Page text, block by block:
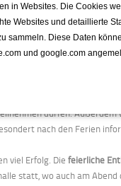
und Schüler
sie im 10. Jahr der
ist bereits in vollem
bevor. Die
und Schüler der
ein verbindlicher
dürfen.
nach den Ferien
viel Erfolg. Diefeierliche
statt, wo auch am
in Websites. Die Cookies
Websites und detaillierte
sammeln. Diese Daten
und google.com